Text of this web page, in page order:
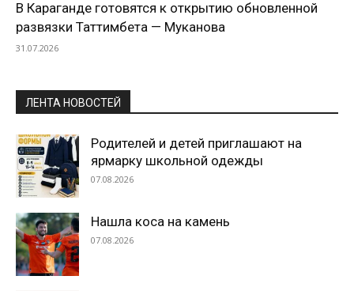
В Караганде готовятся к открытию обновленной
развязки Таттимбета — Муканова
31.07.2026
ЛЕНТА НОВОСТЕЙ
Родителей и детей приглашают на
ярмарку школьной одежды
07.08.2026
Нашла коса на камень
07.08.2026